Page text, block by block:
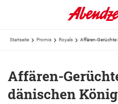
Startseite Promis Royals
Affären-
dänischen